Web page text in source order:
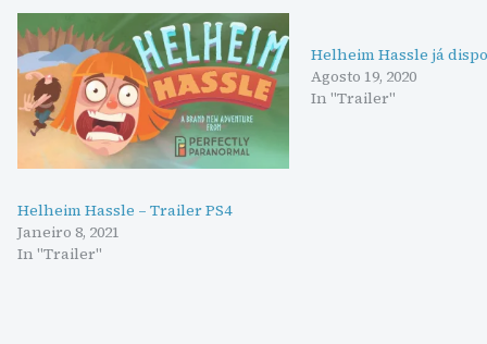
Helheim Hassle – Trailer PS4
Janeiro 8, 2021
In "Trailer"
Helheim Hassle já
Agosto 19, 2020
In "Trailer"